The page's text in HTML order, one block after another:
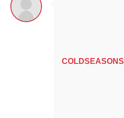
COLDSEASONS